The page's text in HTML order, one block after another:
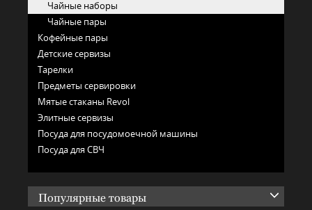
Чайные наборы
Чайные пары
Кофейные пары
Детские сервизы
Тарелки
Предметы сервировки
Мятые стаканы Revol
Элитные сервизы
Посуда для посудомоечной машины
Посуда для СВЧ
Популярные товары